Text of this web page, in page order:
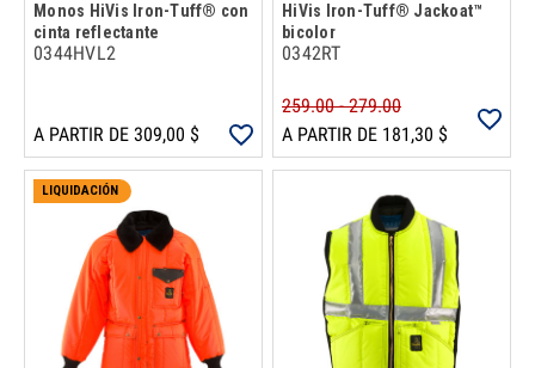
Monos HiVis Iron-Tuff® con
cinta reflectante
0344HVL2
A PARTIR DE 309,00 $
HiVis Iron-Tuff® Jackoat™
bicolor
0342RT
259.00 - 279.00
A PARTIR DE 181,30 $
LIQUIDACIÓN